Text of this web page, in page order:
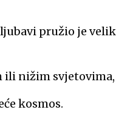
ljubavi pružio je
ili nižim
kosmos.